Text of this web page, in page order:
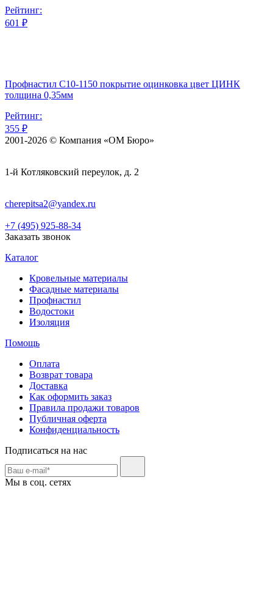
Рейтинг:
601 ₽
Профнастил С10-1150 покрытие оцинковка цвет ЦИНК
толщина 0,35мм
Рейтинг:
355 ₽
2001-2026 © Компания «ОМ Бюро»
1-й Котляковский переулок, д. 2
cherepitsa2@yandex.ru
+7 (495) 925-88-34
Заказать звонок
Каталог
Кровельные материалы
Фасадные материалы
Профнастил
Водостоки
Изоляция
Помощь
Оплата
Возврат товара
Доставка
Как оформить заказ
Правила продажи товаров
Публичная оферта
Конфиденциальность
Подписаться на нас
Мы в соц. сетях